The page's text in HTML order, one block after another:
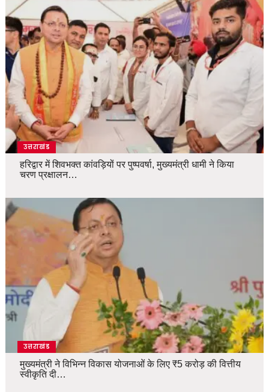
उत्तराखंड
हरिद्वार में शिवभक्त कांवड़ियों पर पुष्पवर्षा, मुख्यमंत्री धामी ने किया
चरण प्रक्षालन…
उत्तराखंड
मुख्यमंत्री ने विभिन्न विकास योजनाओं के लिए ₹5 करोड़ की वित्तीय
स्वीकृति दी…